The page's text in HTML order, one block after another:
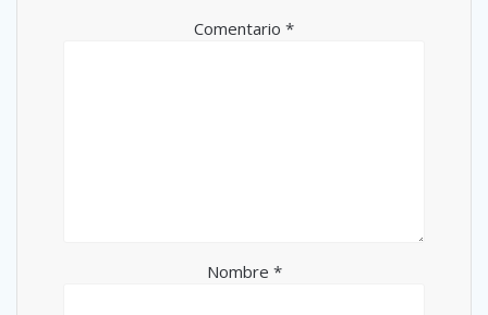
Comentario *
Nombre *